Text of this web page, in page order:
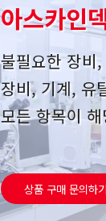
아스카인
불필요한 장비
장비, 기계, 유
모든 항목이
상품 구매 문의하기